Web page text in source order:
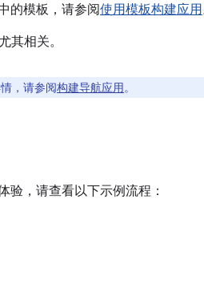
的模板，请参阅使用模板构建应用
尤其相关。
，请参阅构建导航应用。
验，请查看以下示例流程：